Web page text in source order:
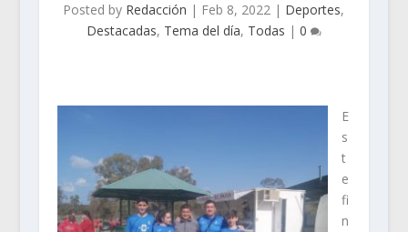
Posted by Redacción | Feb 8, 2022 | Deportes,
Destacadas, Tema del día, Todas | 0
E
s
t
e
fi
n